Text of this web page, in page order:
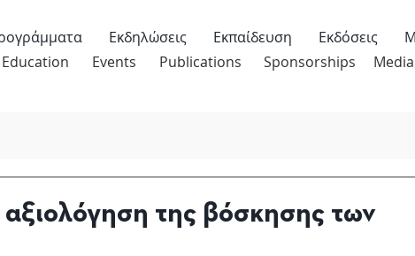
Media
Sponsorships
Publications
Events
Education
Εκδηλώσεις Εκπαίδευση Εκδόσεις
της βόσκησης των